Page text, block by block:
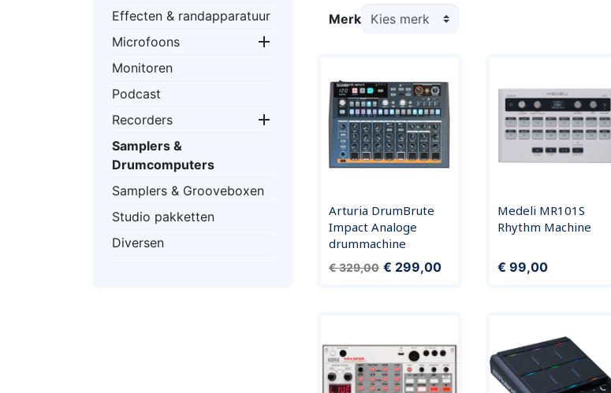
Effecten & randapparatuur
Microfoons

Monitoren
Podcast
Recorders

Samplers &
Drumcomputers
Samplers & Grooveboxen
Studio pakketten
Diversen
Merk
Arturia DrumBrute
Impact Analoge
drummachine
Normale prijs
€ 329,00 Prijs
€ 299,00
Medeli MR101S
Rhythm Machine
Prijs
€ 99,00